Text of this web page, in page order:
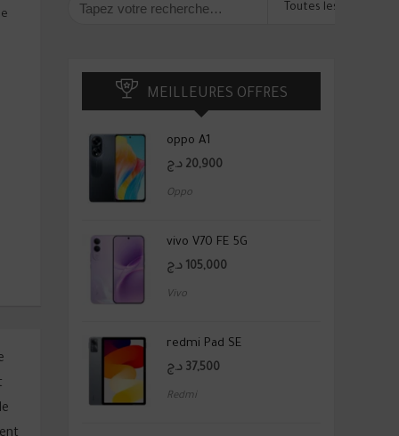
Toutes les catégories
MEILLEURES OFFRES
oppo A1
20,900 د.ج
Oppo
vivo V70 FE 5G
105,000 د.ج
Vivo
redmi Pad SE
37,500 د.ج
Redmi